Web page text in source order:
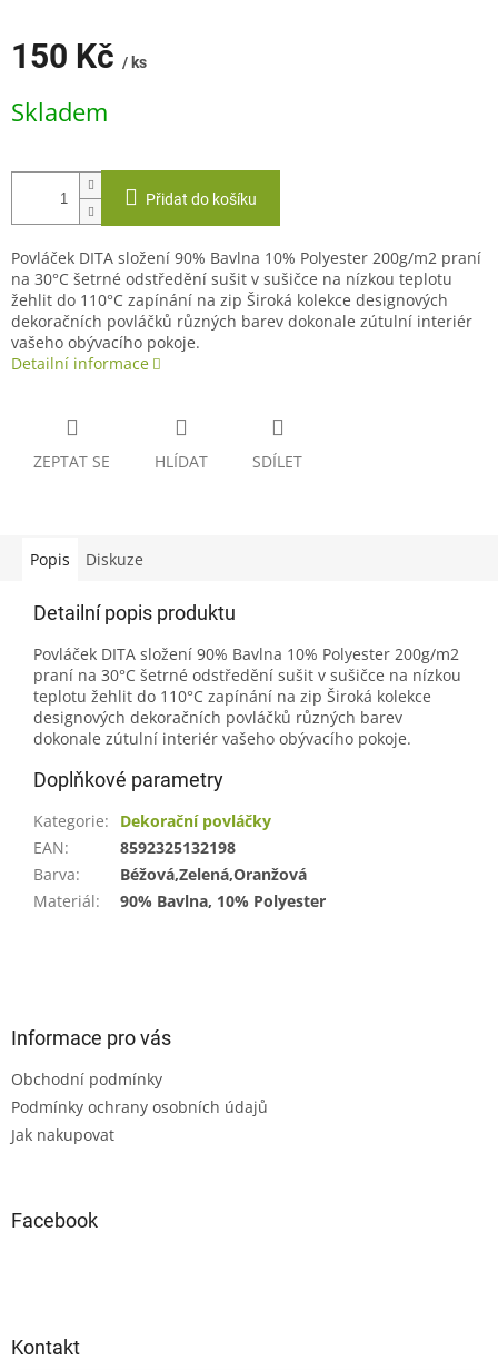
150 Kč / ks
cena:
Skladem
Přidat do košíku
Povláček DITA složení 90% Bavlna 10% Polyester 200g/m2 praní
na 30°C šetrné odstředění sušit v sušičce na nízkou teplotu
žehlit do 110°C zapínání na zip Široká kolekce designových
dekoračních povláčků různých barev dokonale zútulní interiér
vašeho obývacího pokoje.
Detailní informace
ZEPTAT SE HLÍDAT SDÍLET
Popis Diskuze
Detailní popis produktu
Povláček DITA složení 90% Bavlna 10% Polyester 200g/m2
praní na 30°C šetrné odstředění sušit v sušičce na nízkou
teplotu žehlit do 110°C zapínání na zip Široká kolekce
designových dekoračních povláčků různých barev
dokonale zútulní interiér vašeho obývacího pokoje.
Doplňkové parametry
Kategorie:
Dekorační povláčky
EAN:
8592325132198
Barva:
Béžová,Zelená,Oranžová
Materiál: 90% Bavlna, 10% Polyester
Informace pro vás
Obchodní podmínky
Podmínky ochrany osobních údajů
Jak nakupovat
Facebook
Kontakt